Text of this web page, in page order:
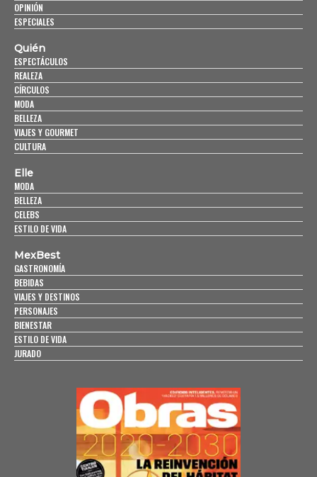
OPINIÓN
ESPECIALES
Quién
ESPECTÁCULOS
REALEZA
CÍRCULOS
MODA
BELLEZA
VIAJES Y GOURMET
CULTURA
Elle
MODA
BELLEZA
CELEBS
ESTILO DE VIDA
MexBest
GASTRONOMÍA
BEBIDAS
VIAJES Y DESTINOS
PERSONAJES
BIENESTAR
ESTILO DE VIDA
JURADO